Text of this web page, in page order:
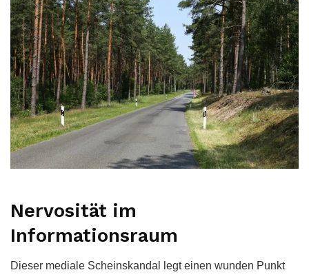
Nervosität im
Informationsraum
Dieser mediale Scheinskandal legt einen wunden Punkt